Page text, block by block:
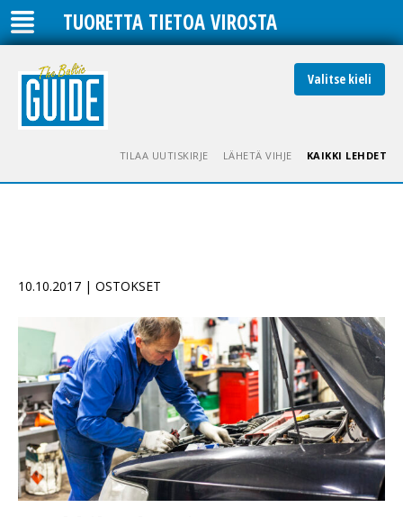
TUORETTA TIETOA VIROSTA
Valitse kieli
TILAA UUTISKIRJE LÄHETÄ VIHJE KAIKKI LEHDET
10.10.2017 | OSTOKSET